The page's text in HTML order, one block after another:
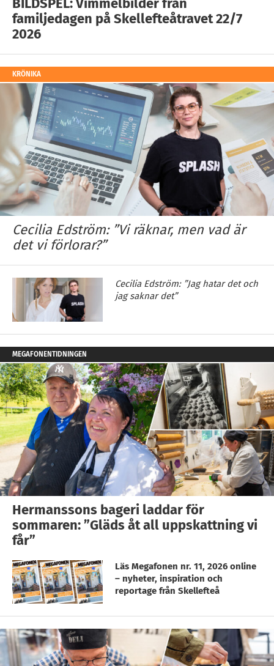
BILDSPEL: Vimmelbilder från
familjedagen på Skellefteåtravet 22/7
2026
KRÖNIKA
Cecilia Edström: ”Vi räknar, men vad är
det vi förlorar?”
Cecilia Edström: ”Jag hatar det och
jag saknar det”
MEGAFONENTIDNINGEN
Hermanssons bageri laddar för
sommaren: ”Gläds åt all uppskattning vi
får”
Läs Megafonen nr. 11, 2026 online
– nyheter, inspiration och
reportage från Skellefteå